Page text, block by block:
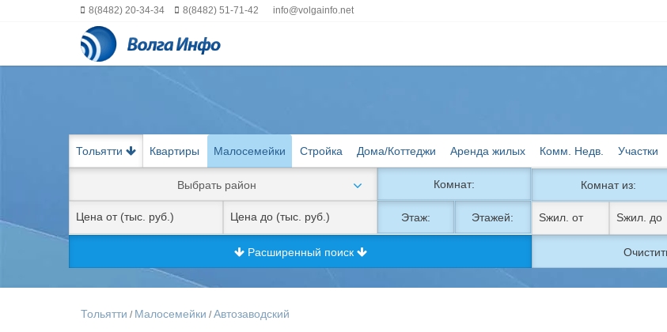
8(8482) 20-34-34 8(8482) 51-71-42 info@volgainfo.net
Тольятти Квартиры Малосемейки Стройка Дома/Коттеджи Аренда жилых Комм. Недв. Участки
Выбрать район Комнат:
Этаж: Этажей:
Комнат из:
Расширенный поиск
Тольятти / Малосемейки /Автозаводский